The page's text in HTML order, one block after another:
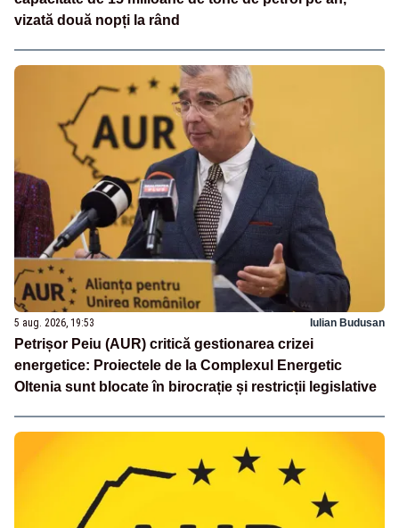
vizată două nopți la rând
5 aug. 2026, 19:53 Iulian Budusan
Petrișor Peiu (AUR) critică gestionarea crizei
energetice: Proiectele de la Complexul Energetic
Oltenia sunt blocate în birocrație și restricții legislative